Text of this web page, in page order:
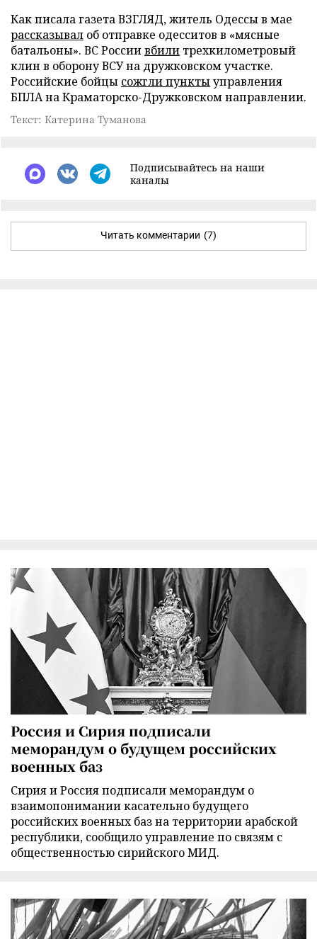
Как писала газета ВЗГЛЯД, житель Одессы в мае
рассказывал об отправке одесситов в «мясные
батальоны». ВС Россиивбили трехкилометровый
клин в оборону ВСУ на дружковском участке.
Российские бойцы сожгли пунктыуправления
БПЛА на Краматорско-Дружковском направлении.
Текст: Катерина Туманова
Подписывайтесь на наши
каналы
Читать комментарии (7)
Россия и Сирия подписали
меморандум о будущем российских
военных баз
Сирия и Россия подписали меморандум о
взаимопонимании касательно будущего
российских военных баз на территории арабской
республики, сообщило управление по связям с
общественностью сирийского МИД.